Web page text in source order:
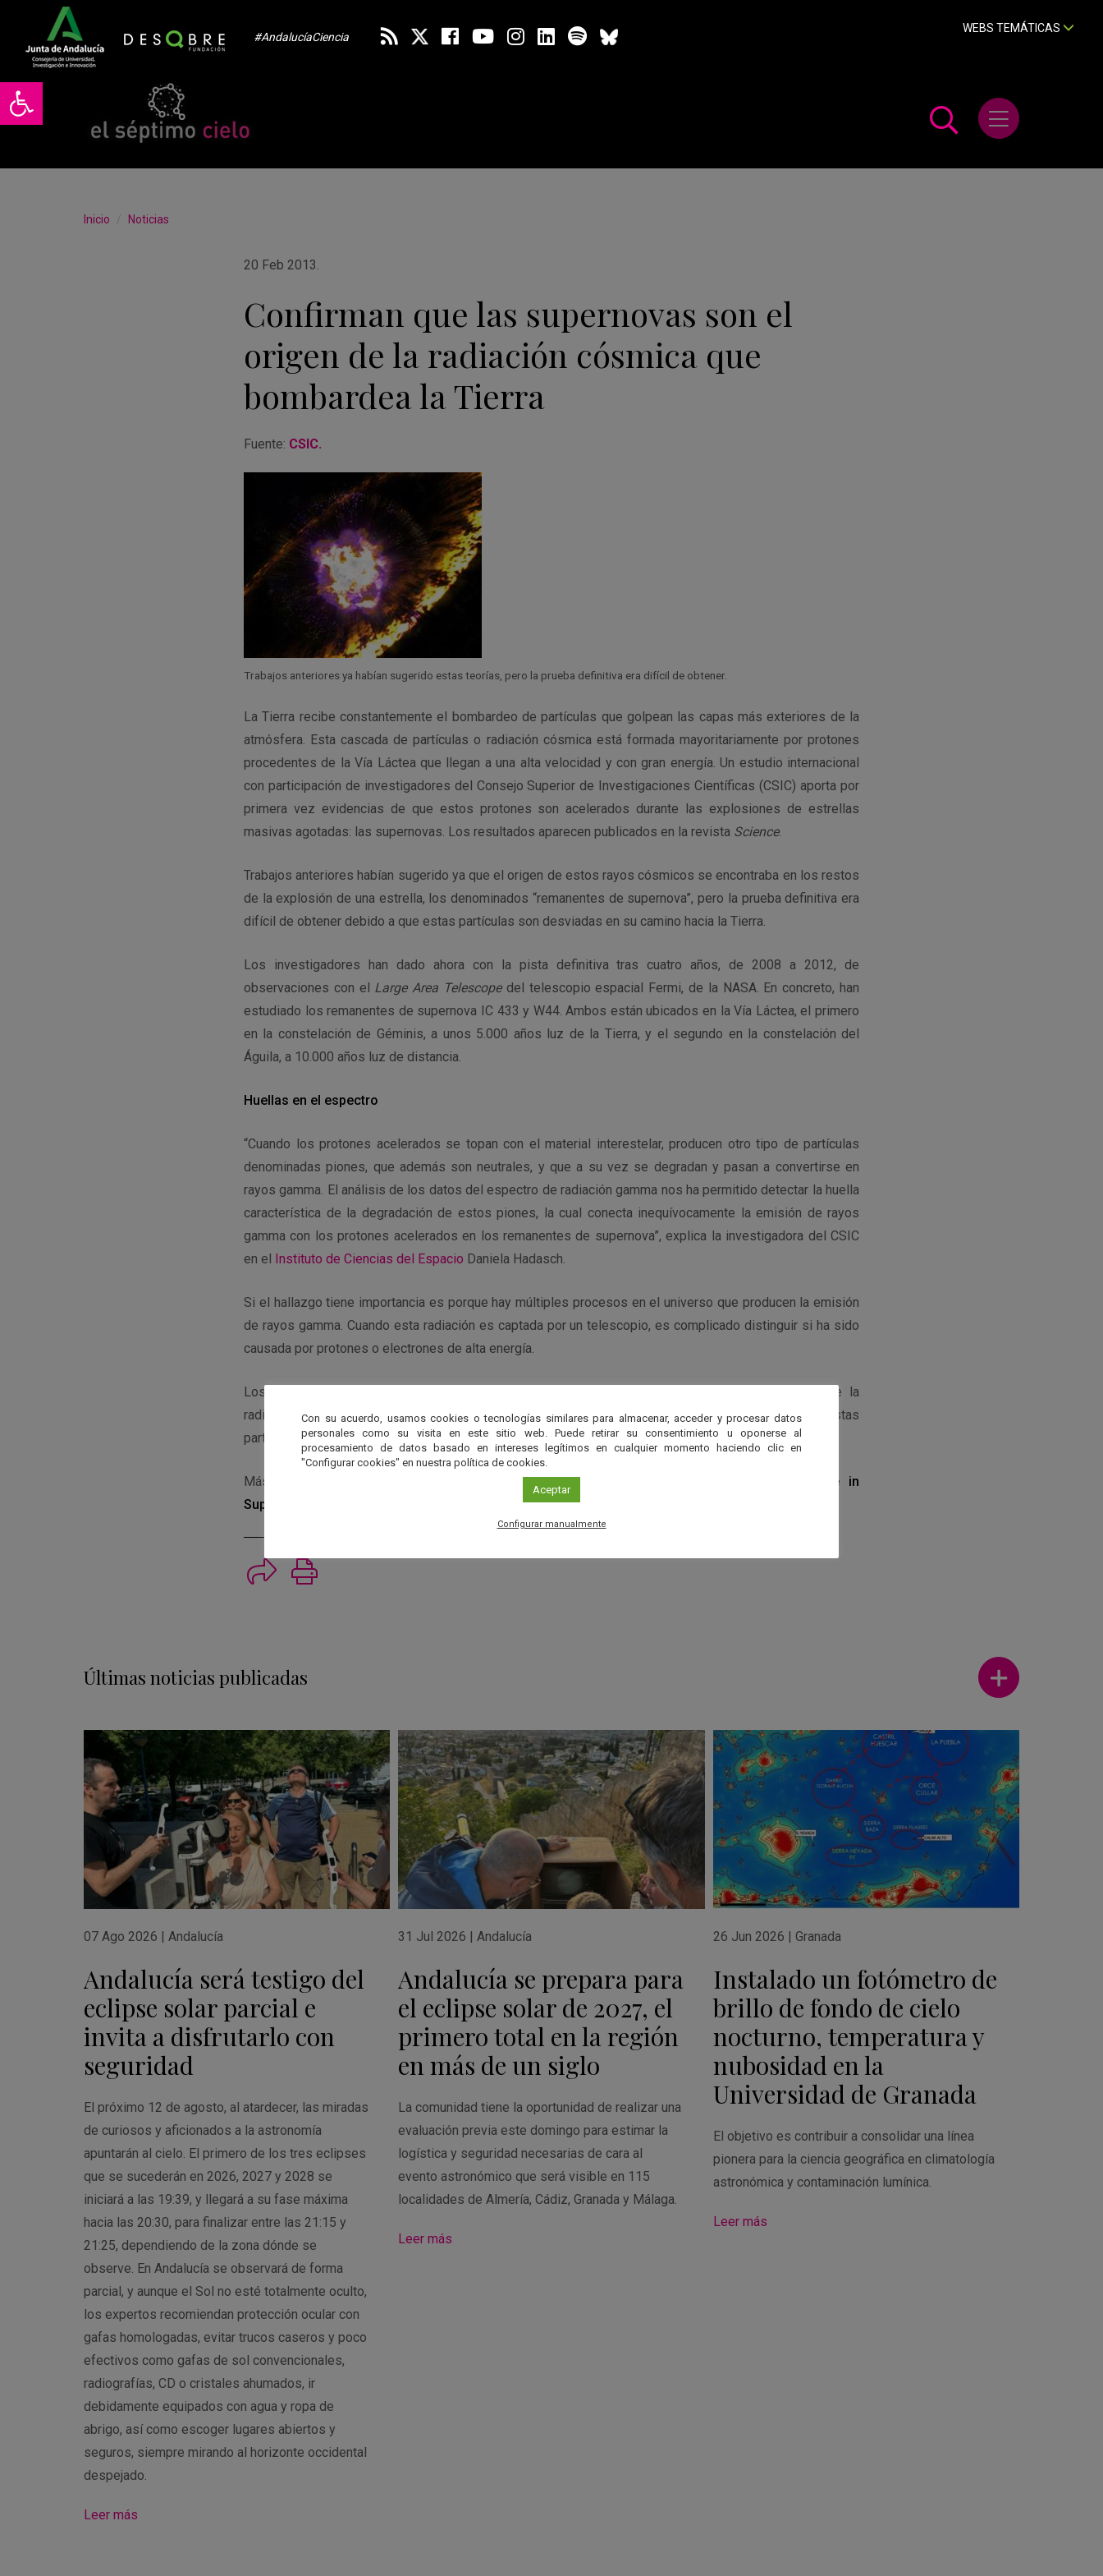
Abrir barra de herramientas
#AndalucíaCiencia
WEBS TEMÁTICAS
Abrir menú
Inicio Noticias
20 Feb 2013.
Confirman que las supernovas son el
origen de la radiación cósmica que
bombardea la Tierra
Fuente: CSIC.
Trabajos anteriores ya habían sugerido estas teorías, pero la prueba definitiva era difícil de obtener.
La Tierra recibe constantemente el bombardeo de partículas que golpean las capas más exteriores de la
atmósfera. Esta cascada de partículas o radiación cósmica está formada mayoritariamente por protones
procedentes de la Vía Láctea que llegan a una alta velocidad y con gran energía. Un estudio internacional
con participación de investigadores del Consejo Superior de Investigaciones Científicas (CSIC) aporta por
primera vez evidencias de que estos protones son acelerados durante las explosiones de estrellas
masivas agotadas: las supernovas. Los resultados aparecen publicados en la revista Science.
Trabajos anteriores habían sugerido ya que el origen de estos rayos cósmicos se encontraba en los restos
de la explosión de una estrella, los denominados “remanentes de supernova”, pero la prueba definitiva era
difícil de obtener debido a que estas partículas son desviadas en su camino hacia la Tierra.
Los investigadores han dado ahora con la pista definitiva tras cuatro años, de 2008 a 2012, de
observaciones con el Large Area Telescopedel telescopio espacial Fermi, de la NASA. En concreto, han
estudiado los remanentes de supernova IC 433 y W44. Ambos están ubicados en la Vía Láctea, el primero
en la constelación de Géminis, a unos 5.000 años luz de la Tierra, y el segundo en la constelación del
Águila, a 10.000 años luz de distancia.
Huellas en el espectro
“Cuando los protones acelerados se topan con el material interestelar, producen otro tipo de partículas
denominadas piones, que además son neutrales, y que a su vez se degradan y pasan a convertirse en
rayos gamma. El análisis de los datos del espectro de radiación gamma nos ha permitido detectar la huella
característica de la degradación de estos piones, la cual conecta inequívocamente la emisión de rayos
gamma con los protones acelerados en los remanentes de supernova”, explica la investigadora del CSIC
en el
Instituto de Ciencias del Espacio Daniela Hadasch.
Si el hallazgo tiene importancia es porque hay múltiples procesos en el universo que producen la emisión
de rayos gamma. Cuando esta radiación es captada por un telescopio, es complicado distinguir si ha sido
causada por protones o electrones de alta energía.
Los investigadores esperan ahora determinar cómo se produce exactamente esa aceleración de la
radiación cósmica en los restos de las supernovas y cuál es la energía que pueden alcanzar estas
partículas.
Más información: M. Ackermann et al.
Detection of the Characteristic Pion-Decay Signature in
Supernova Remnants.
. DOI: 10.1126/science.1231160.
Últimas noticias publicadas
Ver más
07 Ago 2026 Andalucía
Andalucía será testigo del
eclipse solar parcial e
invita a disfrutarlo con
seguridad
El próximo 12 de agosto, al atardecer, las miradas
de curiosos y aficionados a la astronomía
apuntarán al cielo. El primero de los tres eclipses
que se sucederán en 2026, 2027 y 2028 se
iniciará a las 19:39, y llegará a su fase máxima
hacia las 20:30, para finalizar entre las 21:15 y
21:25, dependiendo de la zona dónde se
observe. En Andalucía se observará de forma
parcial, y aunque el Sol no esté totalmente oculto,
los expertos recomiendan protección ocular con
gafas homologadas, evitar trucos caseros y poco
efectivos como gafas de sol convencionales,
radiografías, CD o cristales ahumados, ir
debidamente equipados con agua y ropa de
abrigo, así como escoger lugares abiertos y
seguros, siempre mirando al horizonte occidental
despejado.
Leer más
31 Jul 2026 |Andalucía
Andalucía se prepara para
el eclipse solar de 2027, el
primero total en la región
en más de un siglo
La comunidad tiene la oportunidad de realizar una
evaluación previa este domingo para estimar la
logística y seguridad necesarias de cara al
evento astronómico que será visible en 115
localidades de Almería, Cádiz, Granada y Málaga.
Leer más
26 Jun 2026 Granada
Instalado un fotómetro de
brillo de fondo de cielo
nocturno, temperatura y
nubosidad en la
Universidad de Granada
El objetivo es contribuir a consolidar una línea
pionera para la ciencia geográfica en climatología
astronómica y contaminación lumínica.
Leer más
Con su acuerdo, usamos cookies o tecnologías similares para almacenar, acceder y procesar datos
personales como su visita en este sitio web. Puede retirar su consentimiento u oponerse al
procesamiento de datos basado en intereses legítimos en cualquier momento haciendo clic en
"Configurar cookies" en nuestra política de cookies.
Aceptar
Configurar manualmente